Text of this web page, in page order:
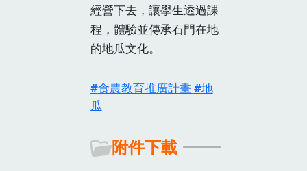
經營下去，讓學生透過課
程，體驗並傳承石門在地
的地瓜文化。
食農教育推廣計畫
地
瓜
附件下載